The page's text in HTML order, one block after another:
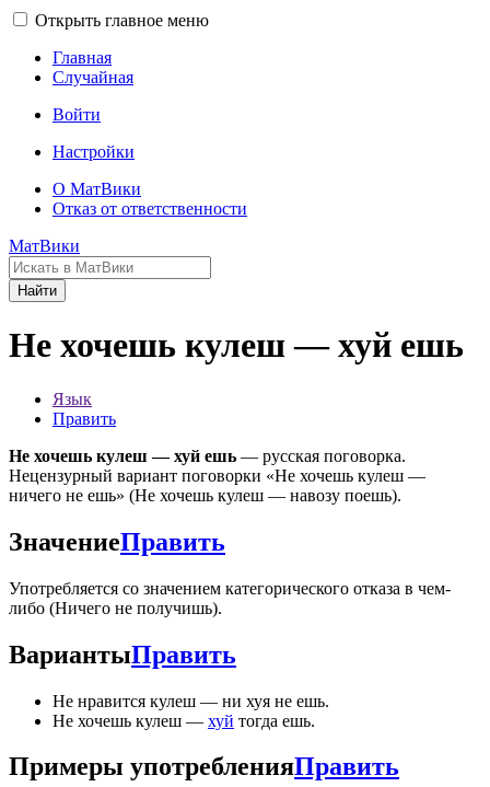
Открыть главное меню
Главная
Случайная
Войти
Настройки
О МатВики
Отказ от ответственности
МатВики
Найти
Не хочешь кулеш — хуй ешь
Язык
Править
Не хочешь кулеш — хуй ешь — русская поговорка.
Нецензурный вариант поговорки «Не хочешь кулеш —
ничего не ешь» (Не хочешь кулеш — навозу поешь).
ЗначениеПравить
Употребляется со значением категорического отказа в чем-
либо (Ничего не получишь).
ВариантыПравить
Не нравится кулеш — ни хуя не ешь.
Не хочешь кулеш — хуй тогда ешь.
Примеры употребленияПравить